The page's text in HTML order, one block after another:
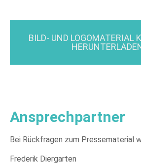
BILD- UND LOGOMATERIAL
Ansprechpartner
Bei Rückfragen zum Pressematerial
Frederik Diergarten